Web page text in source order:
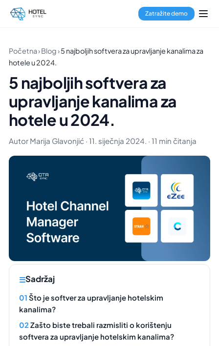
Zatražite demo
Početna›Blog›5 najboljih softvera za upravljanje kanalima za
hotele u 2024.
5 najboljih softvera za
upravljanje kanalima za
hotele u 2024.
Autor Marija Glavonjić · 11. siječnja 2024. · 11 min čitanja
Sadržaj
Što je softver za upravljanje hotelskim
kanalima?
Zašto biste trebali razmisliti o korištenju
softvera za upravljanje hotelskim kanalima?